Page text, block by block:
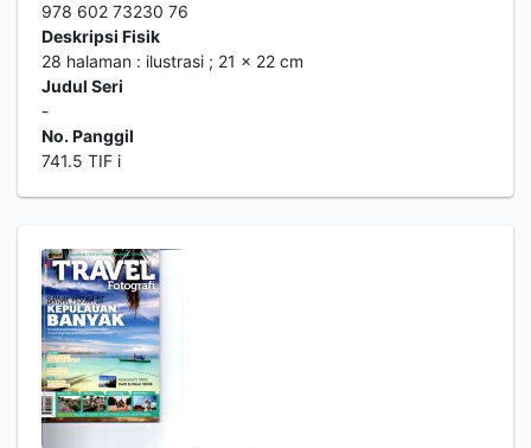
978 602 73230 76
Deskripsi Fisik
28 halaman : ilustrasi ; 21 x 22 cm
Judul Seri
-
No. Panggil
741.5 TIF i